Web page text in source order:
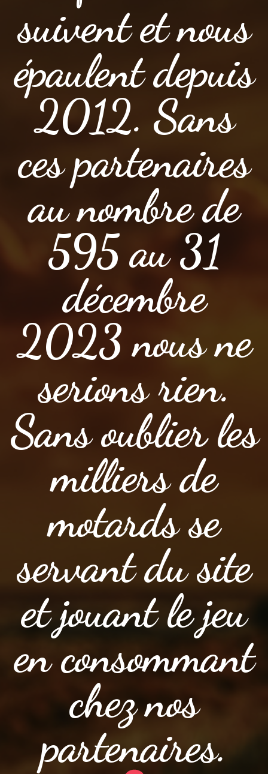
suivent et nous
épaulent depuis
2012. Sans
ces partenaires
au nombre de
595 au 31
décembre
2023 nous ne
serions rien.
Sans oublier les
milliers de
motards se
servant du site
et jouant le jeu
en consommant
chez nos
partenaires.